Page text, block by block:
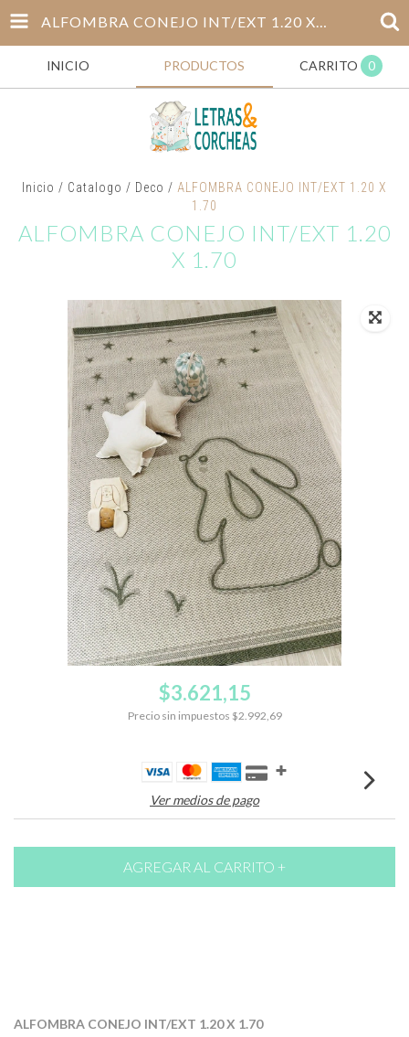
ALFOMBRA CONEJO INT/EXT 1.20 X 1.70
INICIO PRODUCTOS CARRITO 0
Inicio / Catalogo / Deco / ALFOMBRA CONEJO INT/EXT 1.20 X
1.70
ALFOMBRA CONEJO INT/EXT 1.20
X 1.70
$3.621,15
Precio sin impuestos $2.992,69
Ver medios de pago
ALFOMBRA CONEJO INT/EXT 1.20 X 1.70